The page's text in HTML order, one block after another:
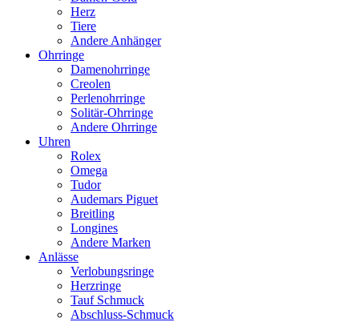
Herz
Tiere
Andere Anhänger
Ohrringe
Damenohrringe
Creolen
Perlenohrringe
Solitär-Ohrringe
Andere Ohrringe
Uhren
Rolex
Omega
Tudor
Audemars Piguet
Breitling
Longines
Andere Marken
Anlässe
Verlobungsringe
Herzringe
Tauf Schmuck
Abschluss-Schmuck